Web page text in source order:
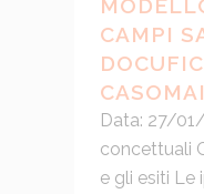
CAMPI
Data: 27/
concettuali
e gli esiti Le